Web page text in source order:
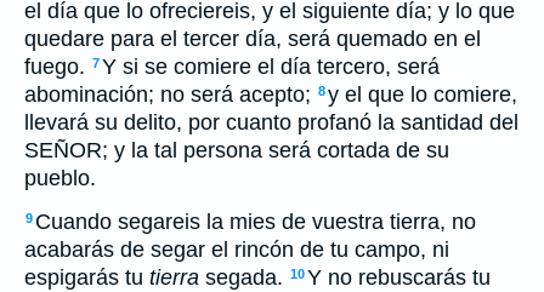
el día que lo ofreciereis, y el siguiente día; y lo que
quedare para el tercer día, será quemado en el
fuego. 7Y si se comiere el día tercero, será
abominación; no será acepto; 8y el que lo comiere,
llevará su delito, por cuanto profanó la santidad del
SEÑOR; y la tal persona será cortada de su
pueblo.
9 Cuando segareis la mies de vuestra tierra, no
acabarás de segar el rincón de tu campo, ni
espigarás tu tierra segada. 10Y no rebuscarás tu